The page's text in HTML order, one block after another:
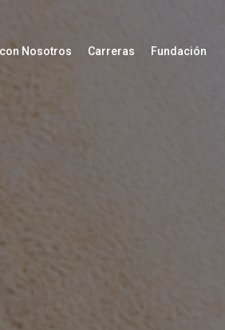
Nosotros Carreras Fundación